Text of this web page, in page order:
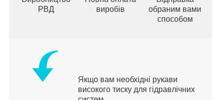
РВД
виробів
обраним вами
способом
Якщо вам необхідні рукави
високого тиску для гідравлічних